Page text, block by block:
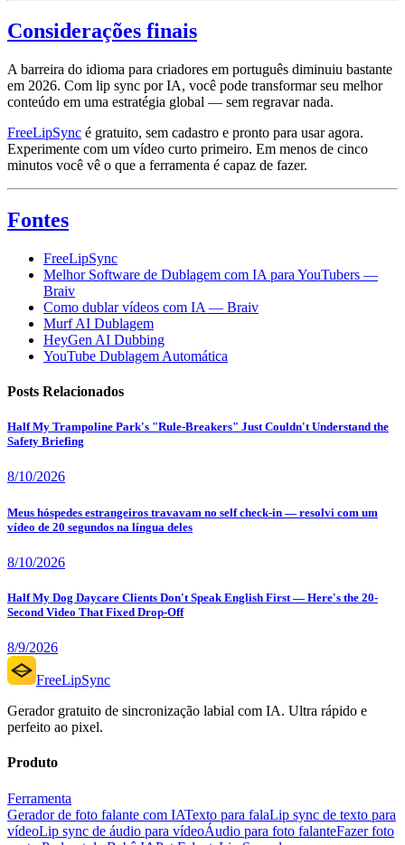
Considerações finais
A barreira do idioma para criadores em português diminuiu bastante
em 2026. Com lip sync por IA, você pode transformar seu melhor
conteúdo em uma estratégia global — sem regravar nada.
FreeLipSync é gratuito, sem cadastro e pronto para usar agora.
Experimente com um vídeo curto primeiro. Em menos de cinco
minutos você vê o que a ferramenta é capaz de fazer.
Fontes
FreeLipSync
Melhor Software de Dublagem com IA para YouTubers —
Braiv
Como dublar vídeos com IA — Braiv
Murf AI Dublagem
HeyGen AI Dubbing
YouTube Dublagem Automática
Posts Relacionados
Half My Trampoline Park's "Rule-Breakers" Just Couldn't Understand the
Safety Briefing
8/10/2026
Meus hóspedes estrangeiros travavam no self check-in — resolvi com um
vídeo de 20 segundos na língua deles
8/10/2026
Half My Dog Daycare Clients Don't Speak English First — Here's the 20-
Second Video That Fixed Drop-Off
8/9/2026
FreeLipSync
Gerador gratuito de sincronização labial com IA. Ultra rápido e
perfeito ao pixel.
Produto
Ferramenta
Gerador de foto falante com IATexto para falaLip sync de texto para
vídeoLip sync de áudio para vídeoÁudio para foto falanteFazer foto